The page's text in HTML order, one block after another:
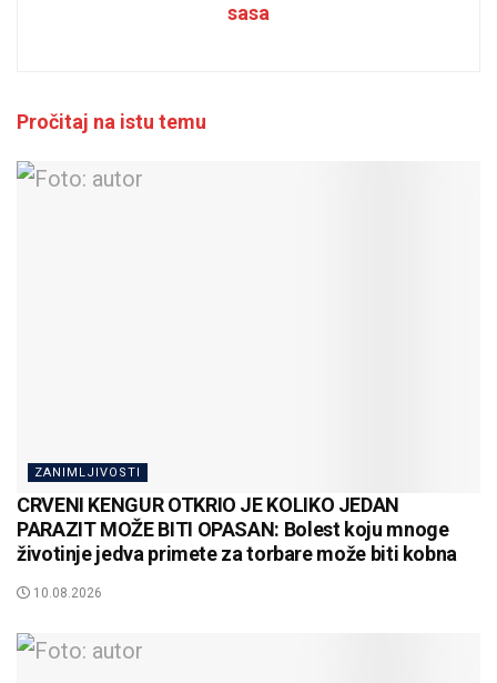
sasa
Pročitaj na istu temu
ZANIMLJIVOSTI
CRVENI KENGUR OTKRIO JE KOLIKO JEDAN
PARAZIT MOŽE BITI OPASAN: Bolest koju mnoge
životinje jedva primete za torbare može biti kobna
10.08.2026